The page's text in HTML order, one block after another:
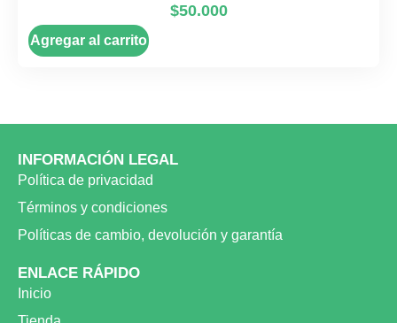
$50.000
Agregar al carrito
INFORMACIÓN LEGAL
Política de privacidad
Términos y condiciones
Políticas de cambio, devolución y garantía
ENLACE RÁPIDO
Inicio